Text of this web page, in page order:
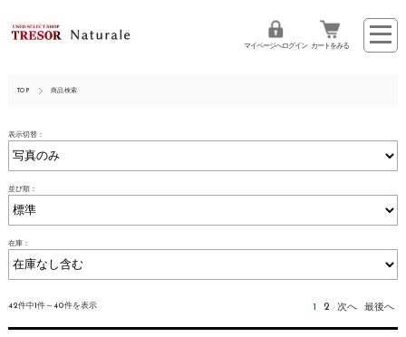
マイページへログイン カートをみる
TOP 商品検索
表示切替：
並び順：
在庫：
42件中1件～40件を表示 1 2 次へ 最後へ